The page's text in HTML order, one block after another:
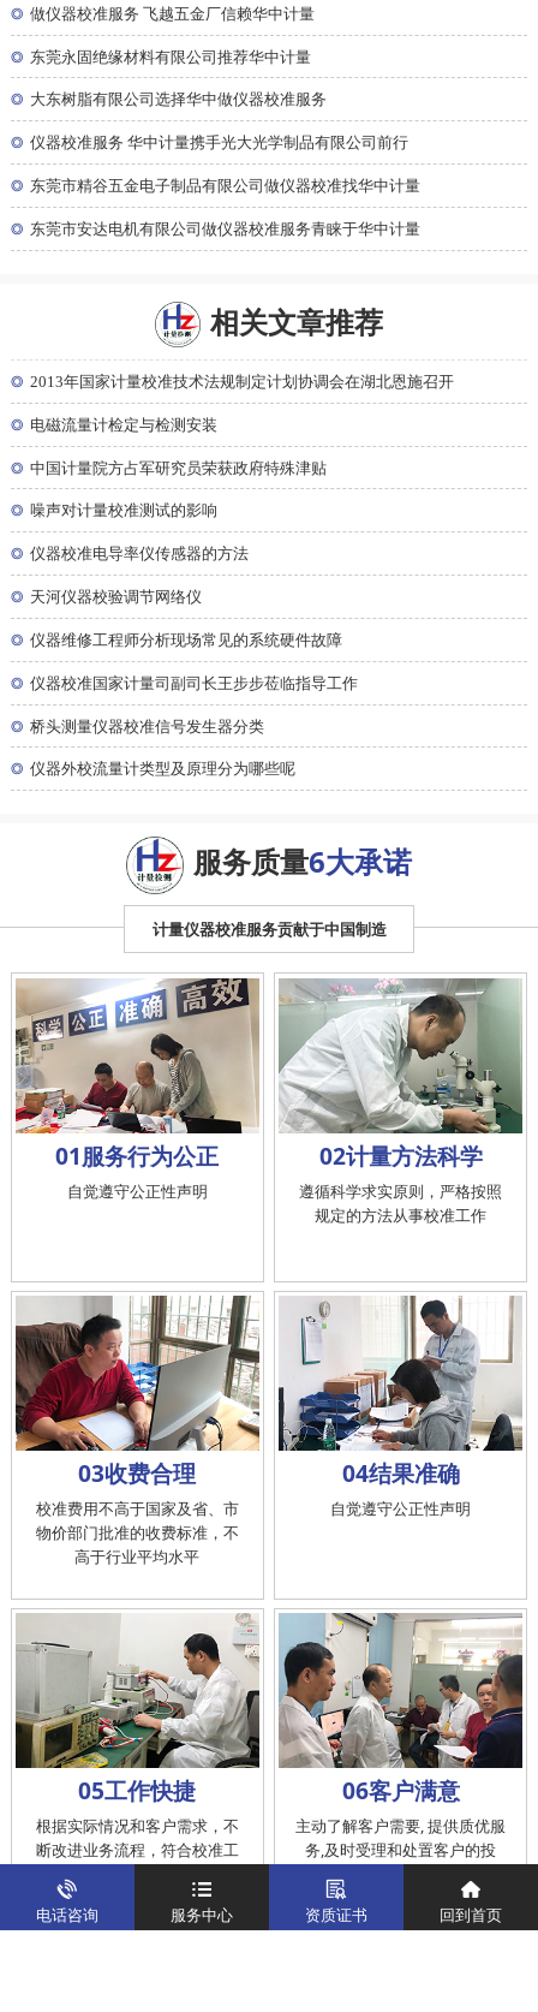
◎ 做仪器校准服务 飞越五金厂信赖华中计量
◎ 东莞永固绝缘材料有限公司推荐华中计量
◎ 大东树脂有限公司选择华中做仪器校准服务
◎ 仪器校准服务 华中计量携手光大光学制品有限公司前行
◎ 东莞市精谷五金电子制品有限公司做仪器校准找华中计量
◎ 东莞市安达电机有限公司做仪器校准服务青睐于华中计量
相关文章推荐
◎ 2013年国家计量校准技术法规制定计划协调会在湖北恩施召开
◎ 电磁流量计检定与检测安装
◎ 中国计量院方占军研究员荣获政府特殊津贴
◎ 噪声对计量校准测试的影响
◎ 仪器校准电导率仪传感器的方法
◎ 天河仪器校验调节网络仪
◎ 仪器维修工程师分析现场常见的系统硬件故障
◎ 仪器校准国家计量司副司长王步步莅临指导工作
◎ 桥头测量仪器校准信号发生器分类
◎ 仪器外校流量计类型及原理分为哪些呢
服务质量6大承诺
计量仪器校准服务贡献于中国制造
01服务行为公正
自觉遵守公正性声明
02计量方法科学
遵循科学求实原则，严格按照
规定的方法从事校准工作
03收费合理
校准费用不高于国家及省、市
物价部门批准的收费标准，不
高于行业平均水平
04结果准确
自觉遵守公正性声明
05工作快捷
根据实际情况和客户需求，不
断改进业务流程，符合校准工
作在服务的时间标准内完成
06客户满意
主动了解客户需要, 提供质优服
务,及时受理和处置客户的投
诉，提供快捷、方便的后续服
电话咨询 服务中心 资质证书 回到首页